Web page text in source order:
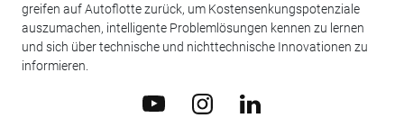
greifen auf Autoflotte zurück, um Kostensenkungspotenziale
auszumachen, intelligente Problemlösungen kennen zu lernen
und sich über technische und nichttechnische Innovationen zu
informieren.